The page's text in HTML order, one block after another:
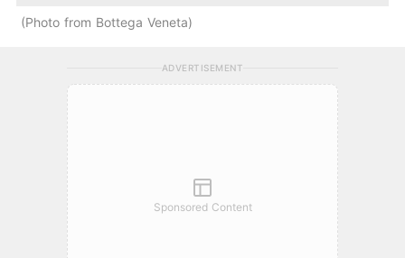
Photo from Bottega Veneta
ADVERTISEMENT
Sponsored Content